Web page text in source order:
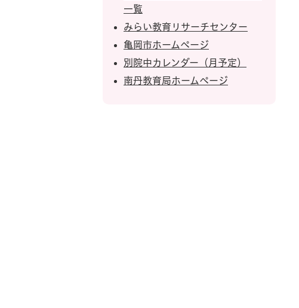
一覧
みらい教育リサーチセンター
亀岡市ホームページ
別院中カレンダー（月予定）
南丹教育局ホームページ